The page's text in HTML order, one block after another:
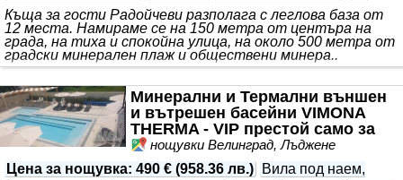
Къща за гости Радойчеви разполага с леглова база от
12 места. Намираме се на 150 метра от центъра на
града, на тиха и спокойна улица, на около 500 метра от
градски минерален плаж и обществени минера..
Минерални и Термални външен
и вътрешен басейни VIMONA
THERMA - VIP престой само за
Вас!!!
нощувки Велинград, Лъджене
Цена за нощувка: 490 € (958.36 лв.)
Вила под наем,